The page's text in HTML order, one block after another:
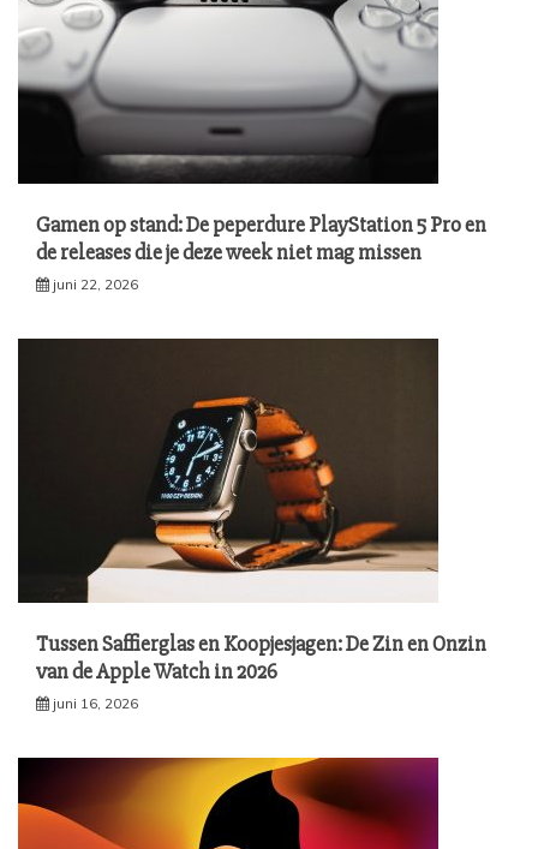
Gamen op stand: De peperdure PlayStation 5 Pro en
de releases die je deze week niet mag missen
juni 22, 2026
Tussen Saffierglas en Koopjesjagen: De Zin en Onzin
van de Apple Watch in 2026
juni 16, 2026